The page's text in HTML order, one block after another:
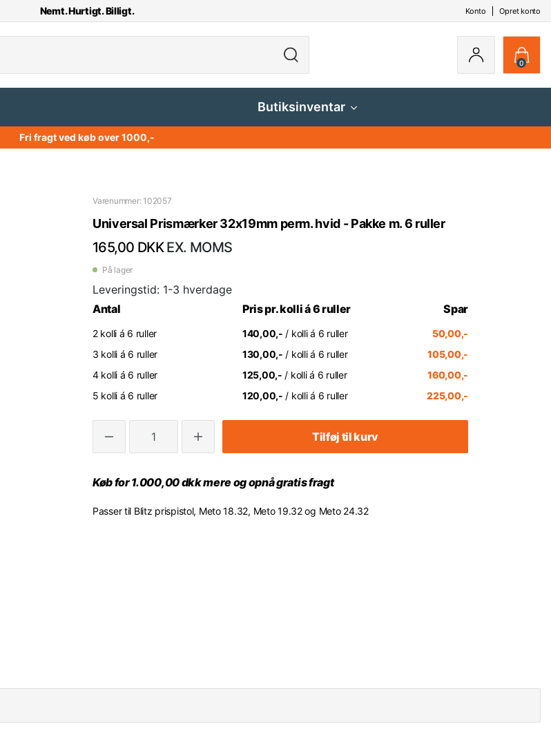
Nemt. Hurtigt. Billigt. Konto Opret konto
0
Butiksinventar
Fri fragt ved køb over 1000,-
Varenummer: 102057
Universal Prismærker 32x19mm perm. hvid - Pakke m. 6 ruller
165,00 DKK EX. MOMS
På lager
Leveringstid: 1-3 hverdage
Antal
Pris pr. kolli á 6 ruller Spar
2 kolli á 6 ruller 140,00,- / kolli á 6 ruller
50,00,-
3 kolli á 6 ruller
130,00,- / kolli á 6 ruller
105,00,-
4 kolli á 6 ruller
125,00,- / kolli á 6 ruller
160,00,-
5 kolli á 6 ruller
120,00,- / kolli á 6 ruller 225,00,-
Tilføj til kurv
Køb for 1.000,00 dkk mere og opnå gratis fragt
Passer til Blitz prispistol, Meto 18.32, Meto 19.32 og Meto 24.32